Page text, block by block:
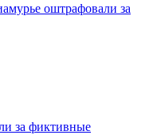
оштрафовали за
за фиктивные